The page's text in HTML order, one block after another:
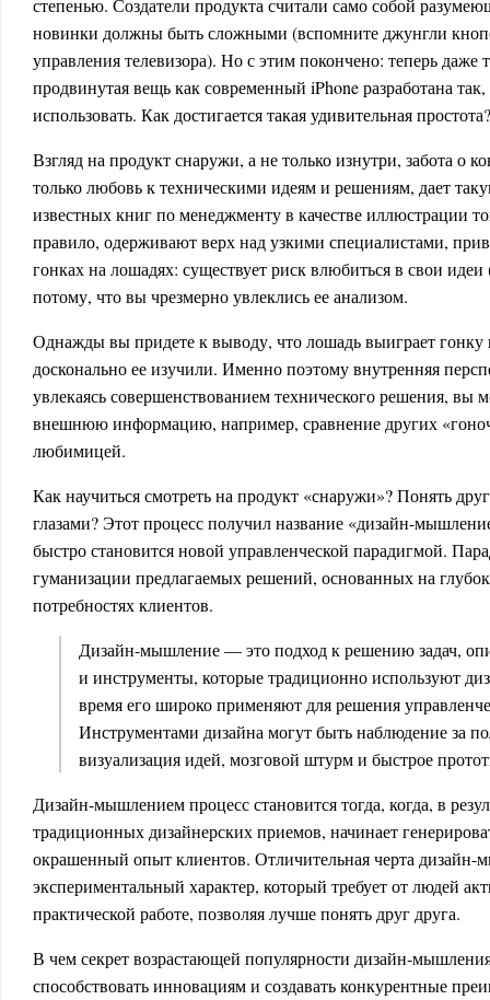
степенью. Создатели продукта считали само собой
новинки должны быть сложными (вспомните джунгли
управления телевизора). Но с этим покончено: теперь даже
продвинутая вещь как современный iPhone разработана
использовать. Как достигается такая удивительная простота?
Взгляд на продукт снаружи, а не только изнутри, забота о
только любовь к техническими идеям и решениям, дает
известных книг по менеджменту в качестве иллюстрации
правило, одерживают верх над узкими специалистами,
гонках на лошадях: существует риск влюбиться в свои
потому, что вы чрезмерно увлеклись ее анализом.
Однажды вы придете к выводу, что лошадь выиграет гонку
досконально ее изучили. Именно поэтому внутренняя
увлекаясь совершенствованием технического решения, вы
внешнюю информацию, например, сравнение других
любимицей.
Как научиться смотреть на продукт «снаружи»? Понять
глазами? Этот процесс получил название «дизайн-
быстро становится новой управленческой парадигмой.
гуманизации предлагаемых решений, основанных на
потребностях клиентов.
Дизайн-мышление — это подход к решению задач,
и инструменты, которые традиционно используют
время его широко применяют для решения
Инструментами дизайна могут быть наблюдение за
визуализация идей, мозговой штурм и быстрое
Дизайн-мышлением процесс становится тогда, когда, в
традиционных дизайнерских приемов, начинает
окрашенный опыт клиентов. Отличительная черта дизайн-
экспериментальный характер, который требует от людей
практической работе, позволяя лучше понять друг друга.
В чем секрет возрастающей популярности дизайн-
способствовать инновациям и создавать конкурентные